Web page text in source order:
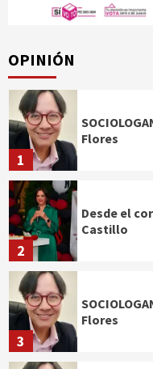
OPINIÓN
1
Flores
2
Desde el
Castillo
3
Flores